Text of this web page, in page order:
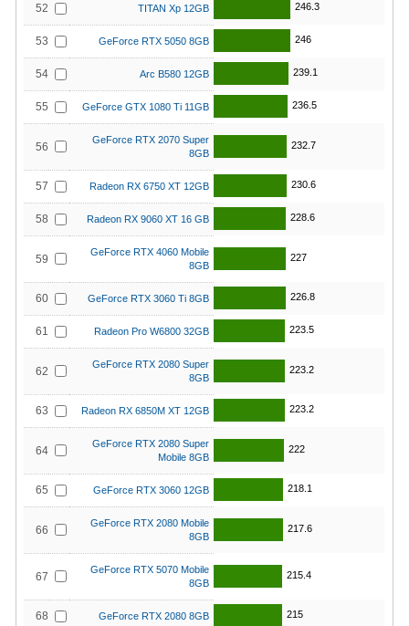
52 TITAN Xp 12GB 246.3
53 GeForce RTX 5050 8GB 246
54 Arc B580 12GB 239.1
55 GeForce GTX 1080 Ti 11GB 236.5
56
GeForce RTX 2070 Super
8GB
232.7
57 Radeon RX 6750 XT 12GB 230.6
58 Radeon RX 9060 XT 16 GB 228.6
59
GeForce RTX 4060 Mobile
8GB
227
60 GeForce RTX 3060 Ti 8GB 226.8
61 Radeon Pro W6800 32GB 223.5
62
GeForce RTX 2080 Super
8GB
223.2
63 Radeon RX 6850M XT 12GB 223.2
64
GeForce RTX 2080 Super
Mobile 8GB
222
65 GeForce RTX 3060 12GB 218.1
66
GeForce RTX 2080 Mobile
8GB
217.6
67
GeForce RTX 5070 Mobile
8GB
215.4
68 GeForce RTX 2080 8GB 215